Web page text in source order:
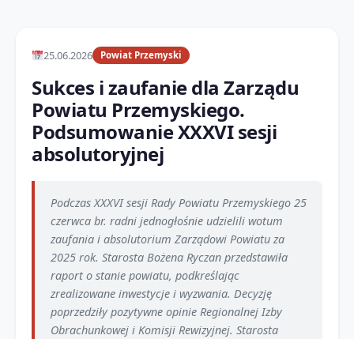
25.06.2026 Powiat Przemyski
Sukces i zaufanie dla Zarządu
Powiatu Przemyskiego.
Podsumowanie XXXVI sesji
absolutoryjnej
Podczas XXXVI sesji Rady Powiatu Przemyskiego 25
czerwca br. radni jednogłośnie udzielili wotum
zaufania i absolutorium Zarządowi Powiatu za
2025 rok. Starosta Bożena Ryczan przedstawiła
raport o stanie powiatu, podkreślając
zrealizowane inwestycje i wyzwania. Decyzję
poprzedziły pozytywne opinie Regionalnej Izby
Obrachunkowej i Komisji Rewizyjnej. Starosta